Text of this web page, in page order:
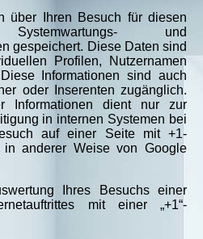
über Ihren Besuch für diesen
und
gespeichert. Diese Daten sind
Profilen, Nutzernamen
Informationen sind auch
oder Inserenten zugänglich.
Informationen dient nur zur
in internen Systemen bei
auf einer Seite mit +1-
anderer Weise von Google
Ihres Besuchs einer
mit einer „+1“-